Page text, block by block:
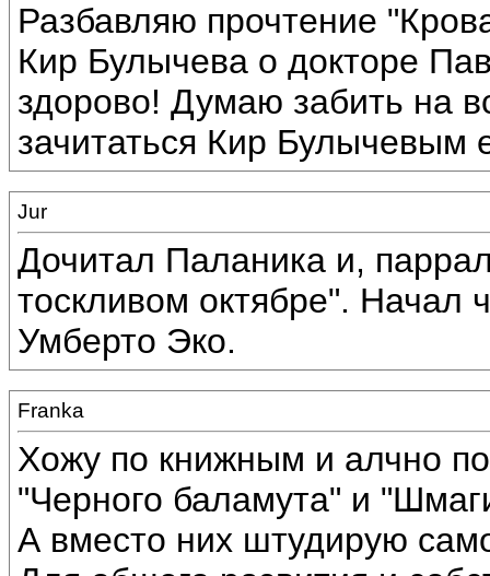
Разбавляю прочтение
Кир Булычева о докторе
здорово! Думаю забить на
зачитаться Кир Булычевым
Jur
Дочитал Паланика и,
тоскливом октябре". Начал
Умберто Эко.
Franka
Хожу по книжным и алчно
"Черного баламута" и
А вместо них штудирую